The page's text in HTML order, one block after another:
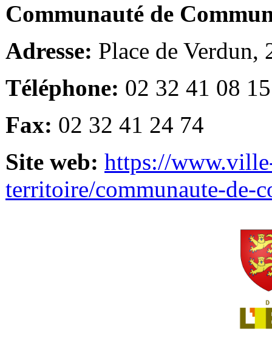
Communauté de
Adresse: Place de Verdun,
Téléphone: 02 32 41 08 15
Fax: 02 32 41 24 74
Site web: https://
territoire/communaute-de-